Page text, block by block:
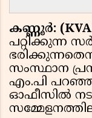
കണ്ണൂർ:
പറ്റിക്കുന്ന
സംസ്ഥാന
എം.പി
ഓഫീസിൽ